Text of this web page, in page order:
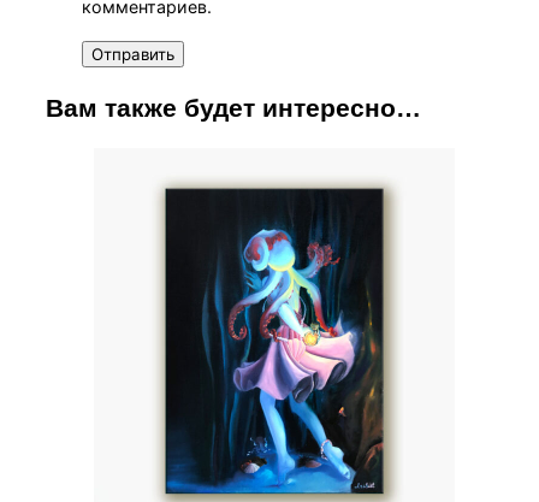
комментариев.
Вам также будет интересно…